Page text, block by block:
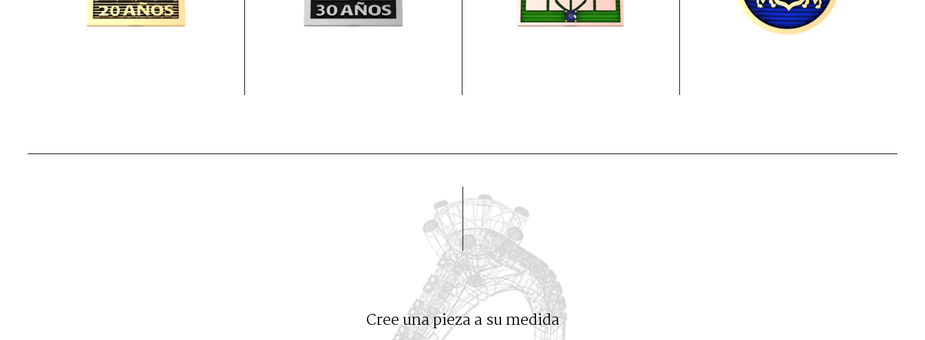
Cree una pieza a su medida